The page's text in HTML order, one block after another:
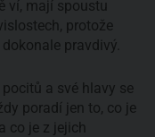
ví, mají spoustu
protože
pravdivý.
a své hlavy se
poradí jen to, co je
co je z jejich